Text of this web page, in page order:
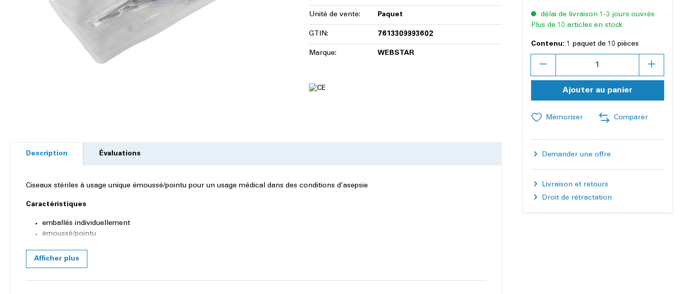
Unité de vente: Paquet
GTIN: 7613309993602
Marque: WEBSTAR
Description Évaluations
Ciseaux stériles à usage unique émoussé/pointu pour un usage médical dans des conditions d’asepsie
Caractéristiques
emballés individuellement
émoussé/pointu
lame en acier inoxydable
poignée en plastique
Afficher plus
délai de livraison 1-3 jours ouvrés
Plus de 10 articles en stock
Contenu: 1 paquet de 10 pièces
Ajouter au panier
Mémoriser Comparer
Demander une offre
Livraison et retours
Droit de rétractation